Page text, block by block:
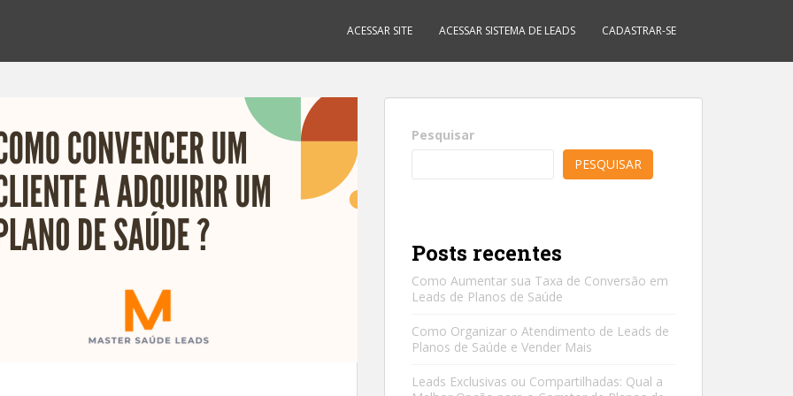
ACESSAR SITE ACESSAR SISTEMA DE LEADS CADASTRAR-SE
Pesquisar
PESQUISAR
Posts recentes
Como Aumentar sua Taxa de Conversão em
Leads de Planos de Saúde
Como Organizar o Atendimento de Leads de
Planos de Saúde e Vender Mais
Leads Exclusivas ou Compartilhadas: Qual a